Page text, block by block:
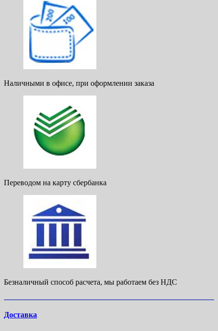
Наличными в офисе, при оформлении заказа
Переводом на карту сбербанка
Безналичный способ расчета, мы работаем без НДС
Доставка